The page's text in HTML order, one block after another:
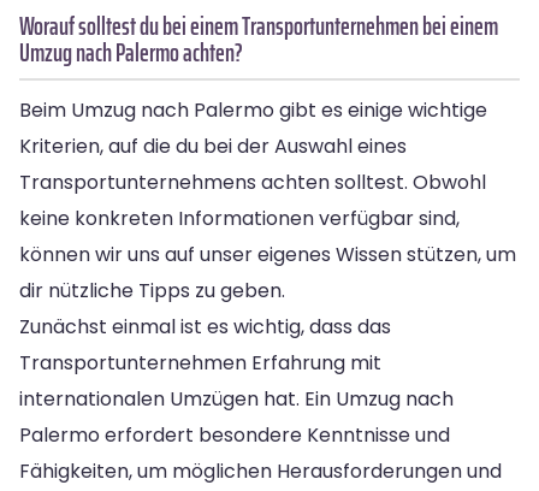
Worauf solltest du bei einem Transportunternehmen bei einem
Umzug nach Palermo achten?
Beim Umzug nach Palermo gibt es einige wichtige
Kriterien, auf die du bei der Auswahl eines
Transportunternehmens achten solltest. Obwohl
keine konkreten Informationen verfügbar sind,
können wir uns auf unser eigenes Wissen stützen, um
dir nützliche Tipps zu geben.
Zunächst einmal ist es wichtig, dass das
Transportunternehmen Erfahrung mit
internationalen Umzügen hat. Ein Umzug nach
Palermo erfordert besondere Kenntnisse und
Fähigkeiten, um möglichen Herausforderungen und